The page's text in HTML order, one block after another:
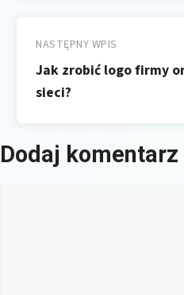
NASTĘPNY WPIS
Jak zrobić logo firmy
sieci?
Dodaj komentarz